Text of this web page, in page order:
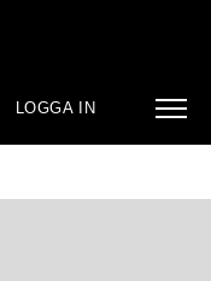
LOGGA INIn The